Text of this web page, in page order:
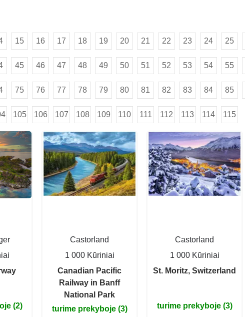
15 16 17 18 19 20 21 22 23 24 25
45 46 47 48 49 50 51 52 53 54 55
75 76 77 78 79 80 81 82 83 84 85
105 106 107 108 109 110 111 112 113 114 115
(2)
Castorland
1 000 Kūriniai
Canadian Pacific
Railway in Banff
National Park
turime prekyboje (3)
Castorland
1 000 Kūriniai
St. Moritz, Switzerland
turime prekyboje (3)